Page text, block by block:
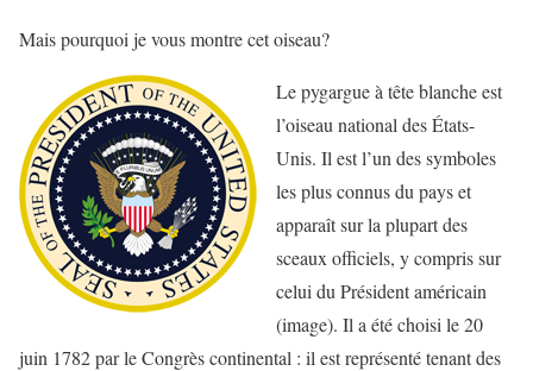
Mais pourquoi je vous montre cet oiseau?
Le pygargue à tête blanche est
l’oiseau national des États-
Unis. Il est l’un des symboles
les plus connus du pays et
apparaît sur la plupart des
sceaux officiels, y compris sur
celui du Président américain
(image). Il a été choisi le 20
juin 1782 par le Congrès continental : il est représenté tenant des